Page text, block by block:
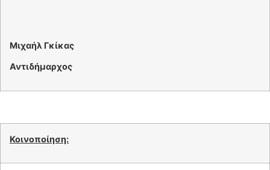
Μιχαήλ Γκίκας
Αντιδήμαρχος
Κοινοποίηση: